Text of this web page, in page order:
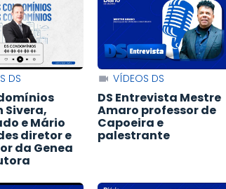
DS
Sivera,
e Mário
diretor e
da Genea
VÍDEOS DS
DS Entrevista Mestre
Amaro professor de
Capoeira e
palestrante